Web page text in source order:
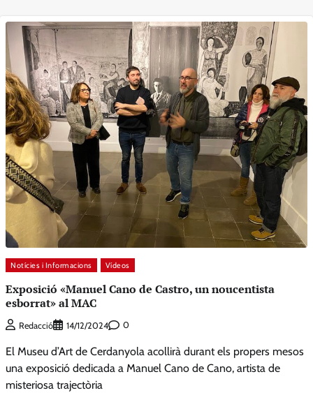
Notícies i Informacions Vídeos
Exposició «Manuel Cano de Castro, un noucentista
esborrat» al MAC
Redacció 14/12/2024 0
El Museu d’Art de Cerdanyola acollirà durant els propers mesos
una exposició dedicada a Manuel Cano de Cano, artista de
misteriosa trajectòria